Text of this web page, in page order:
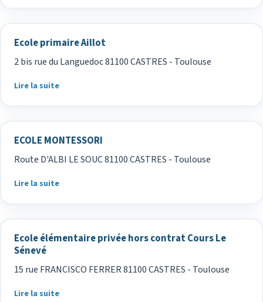
Ecole primaire Aillot
2 bis rue du Languedoc 81100 CASTRES - Toulouse
Lire la suite
ECOLE MONTESSORI
Route D'ALBI LE SOUC 81100 CASTRES - Toulouse
Lire la suite
Ecole élémentaire privée hors contrat Cours Le
Sénevé
15 rue FRANCISCO FERRER 81100 CASTRES - Toulouse
Lire la suite